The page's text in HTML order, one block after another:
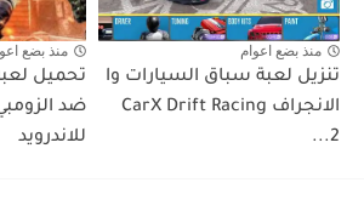
منذ بضع اعوام
تنزيل لعبة سباق السيارات وا
الانجراف CarX Drift Racing
2...
منذ بضع
تحميل
للاندرويد